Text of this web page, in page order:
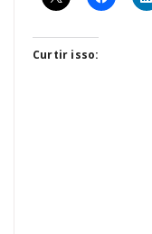
Curtir isso: